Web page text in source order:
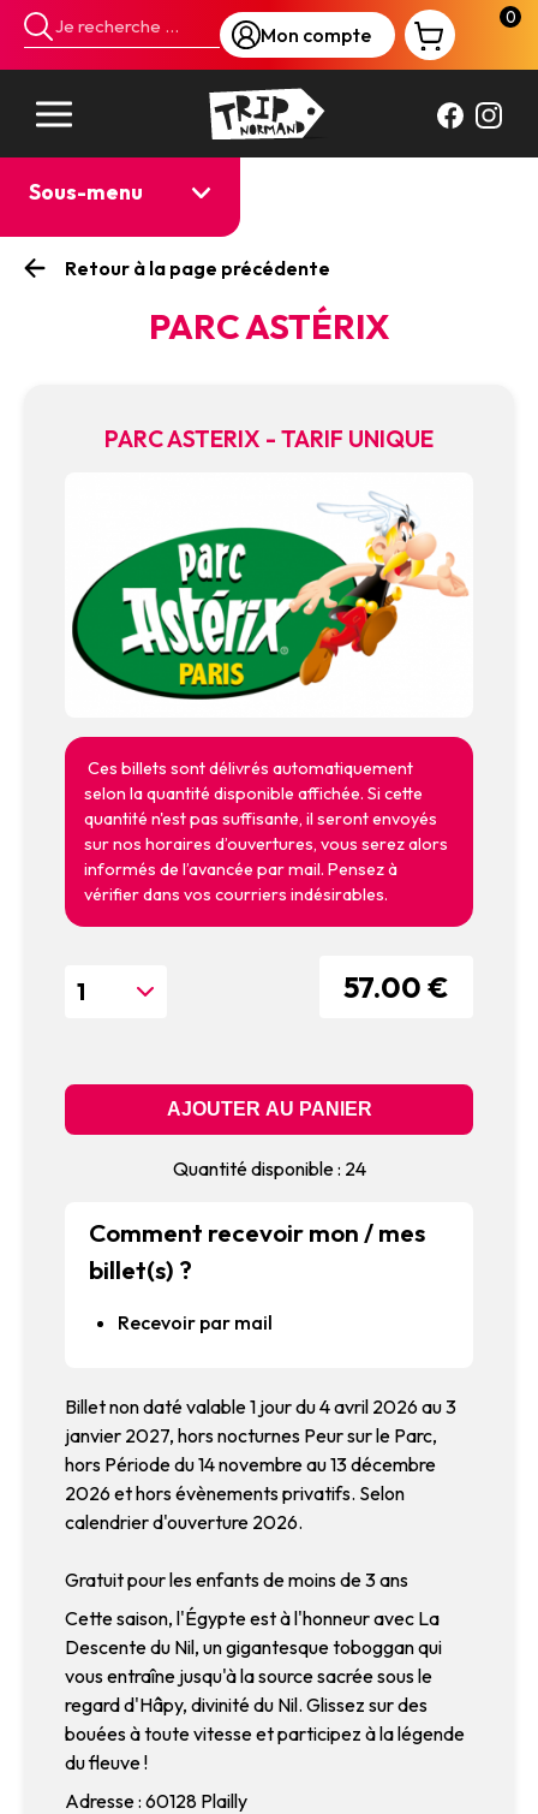
Mon compte
0
Sous-menu
Retour à la page précédente
PARC ASTÉRIX
PARC ASTERIX - TARIF UNIQUE
Ces billets sont délivrés automatiquement
selon la quantité disponible affichée. Si cette
quantité n'est pas suffisante, il seront envoyés
sur nos horaires d’ouvertures, vous serez alors
informés de l’avancée par mail. Pensez à
vérifier dans vos courriers indésirables.
57.00 €
Quantité disponible : 24
Comment recevoir mon / mes
billet(s) ?
Recevoir par mail
Billet non daté valable 1 jour du 4 avril 2026 au 3
janvier 2027, hors nocturnes Peur sur le Parc,
hors Période du 14 novembre au 13 décembre
2026 et hors évènements privatifs. Selon
calendrier d'ouverture 2026.
Gratuit pour les enfants de moins de 3 ans
Cette saison, l'Égypte est à l'honneur avec La
Descente du Nil, un gigantesque toboggan qui
vous entraîne jusqu'à la source sacrée sous le
regard d'Hâpy, divinité du Nil. Glissez sur des
bouées à toute vitesse et participez à la légende
du fleuve !
Adresse : 60128 Plailly
Panneau de gestion des cookies